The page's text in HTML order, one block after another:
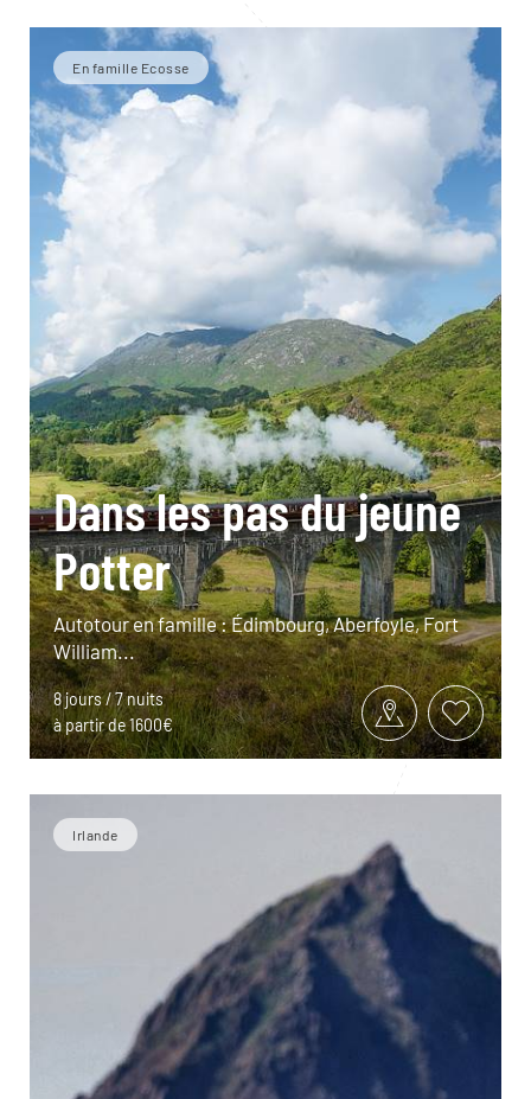
En famille Ecosse
Dans les pas du jeune
Potter
Autotour en famille : Édimbourg, Aberfoyle, Fort
William...
8 jours / 7 nuits
à partir de 1600€
Irlande